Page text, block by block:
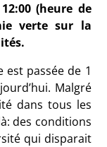
(heure de
verte sur la
passée de 1
Malgré
dans tous les
des conditions
qui disparait